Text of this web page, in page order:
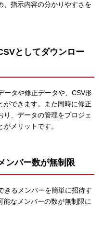
、指示内容の分かりやすさを
としてダウンロー
ータや修正データや、CSV形
ができます。また同時に修正
り、データの管理をプロジェ
メリットです。
ンバー数が無制限
きるメンバーを簡単に招待す
能なメンバーの数が無制限に